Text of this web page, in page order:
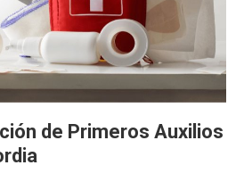
de Primeros Auxilios